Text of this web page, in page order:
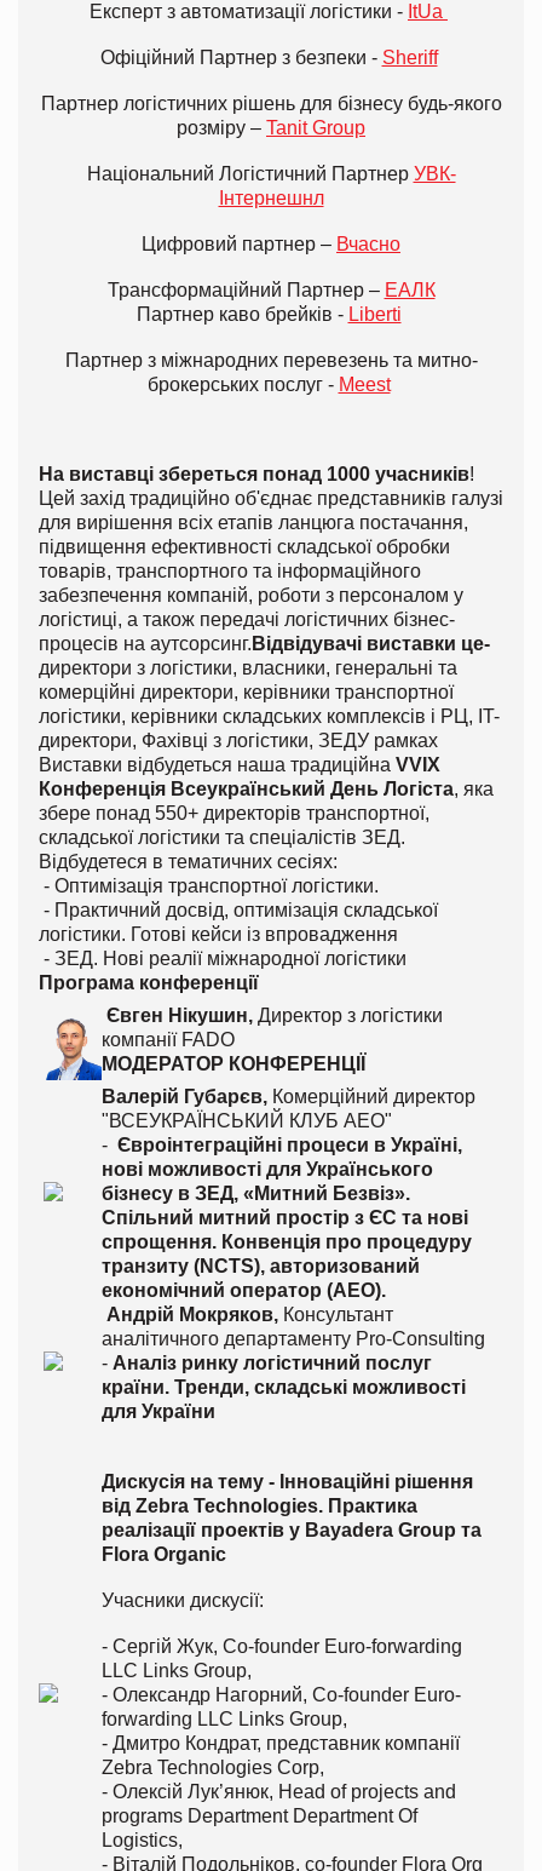
Експерт з автоматизації логістики - ItUa
Офіційний Партнер з безпеки - Sheriff
Партнер логістичних рішень для бізнесу будь-якого
розміру – Tanit Group
Національний Логістичний Партнер УВК-
Інтернешнл
Цифровий партнер – Вчасно
Трансформаційний Партнер – ЕАЛК
Партнер каво брейків - Liberti
Партнер з міжнародних перевезень та митно-
брокерських послуг - Meest
На виставці збереться понад 1000 учасників!
Цей захід традиційно об'єднає представників галузі
для вирішення всіх етапів ланцюга постачання,
підвищення ефективності складської обробки
товарів, транспортного та інформаційного
забезпечення компаній, роботи з персоналом у
логістиці, а також передачі логістичних бізнес-
процесів на аутсорсинг. Відвідувачі виставки це-
директори з логістики, власники, генеральні та
комерційні директори, керівники транспортної
логістики, керівники складських комплексів і РЦ, IT-
директори, Фахівці з логістики, ЗЕДУ рамках
Виставки відбудеться наша традиційна VV X
Конференція Всеукраїнський День Логіста, яка
збере понад 550+ директорів транспортної,
складської логістики та спеціалістів ЗЕД.
Відбудетеся в тематичних сесіях:
- Оптимізація транспортної логістики.
- Практичний досвід, оптимізація складської
логістики. Готові кейси із впровадження
- ЗЕД. Нові реалії міжнародної логістики
Програма конференції
Євген Нікушин, Директор з логістики
компанії FADO
МОДЕРАТОР КОНФЕРЕНЦІЇ
Валерій Губарєв, Комерційний директор
"ВСЕУКРАЇНСЬКИЙ КЛУБ АЕО"
- Євроінтеграційні процеси в Україні,
нові можливості для Українського
бізнесу в ЗЕД, «Митний Безвіз».
Спільний митний простір з ЄС та нові
спрощення. Конвенція про процедуру
транзиту (NCTS), авторизований
економічний оператор (AEO).
Андрій Мокряков, Консультант
аналітичного департаменту Pro-Consulting
- Аналіз ринку логістичний послуг
країни. Тренди, складські можливості
для України
Дискусія на тему - Інноваційні рішення
від Zebra Technologies. Практика
реалізації проектів у Bayadera Group та
Flora Organic
Учасники дискусії:
- Сергій Жук, Co-founder Euro-forwarding
LLC Links Group,
- Олександр Нагорний, Co-founder Euro-
forwarding LLC Links Group,
- Дмитро Кондрат, представник компанії
Zebra Technologies Corp,
- Олексій Лук’янюк, Head of projects and
programs Department Department Of
Logistics,
- Віталій Подольніков, co-founder Flora Org